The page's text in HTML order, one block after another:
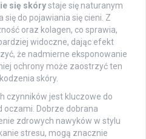
się skórystaje się naturanym
do pojawiania się cieni. Z
oraz kolagen, co sprawia,
widoczne, dając efekt
że nadmierne eksponowanie
ochrony może zaostrzyć ten
skóry.
czynników jest kluczowe do
oczami. Dobrze dobrana
zdrowych nawyków w stylu
stresu, mogą znacznie